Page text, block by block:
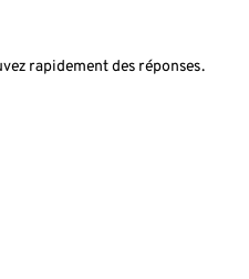
rapidement des réponses.